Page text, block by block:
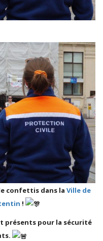
confettis dans la Ville de
!
présents pour la sécurité